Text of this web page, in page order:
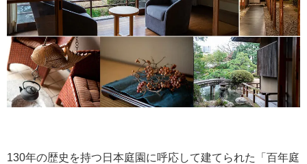
130年の歴史を持つ日本庭園に呼応して建てられた「百年庭